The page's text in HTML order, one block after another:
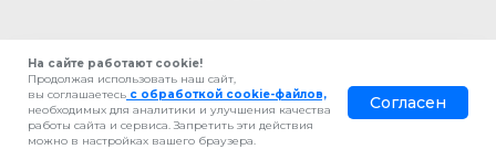
На сайте работают cookie!
Продолжая использовать наш сайт,
вы соглашаетесь с обработкой cookie-файлов,
необходимых для аналитики и улучшения качества
работы сайта и сервиса. Запретить эти действия
можно в настройках вашего браузера.
Согласен